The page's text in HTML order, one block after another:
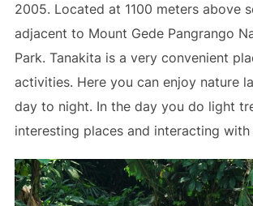
2005. Located at 1100 meters above
adjacent to Mount Gede Pangrango
Park. Tanakita is a very convenient
activities. Here you can enjoy nature
day to night. In the day you do light
interesting places and interacting